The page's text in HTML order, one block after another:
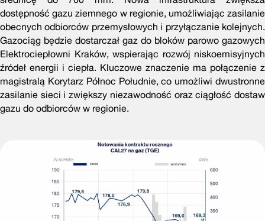
dostępność gazu ziemnego w regionie, umożliwiając zasilanie
obecnych odbiorców przemysłowych i przyłączanie kolejnych.
Gazociąg będzie dostarczał gaz do bloków parowo gazowych
Elektrociepłowni Kraków, wspierając rozwój niskoemisyjnych
źródeł energii i ciepła. Kluczowe znaczenie ma połączenie z
magistralą Korytarz Północ Południe, co umożliwi dwustronne
zasilanie sieci i zwiększy niezawodność oraz ciągłość dostaw
gazu do odbiorców w regionie.